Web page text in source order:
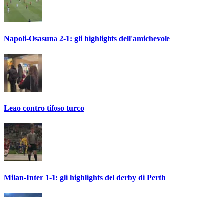
Napoli-Osasuna 2-1: gli highlights dell'amichevole
Leao contro tifoso turco
Milan-Inter 1-1: gli highlights del derby di Perth